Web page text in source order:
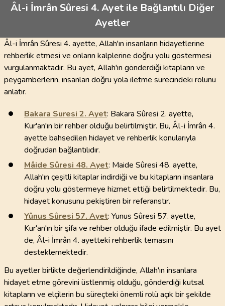
Âl-i İmrân Sûresi 4. Ayet ile Bağlantılı Diğer
Ayetler
Âl-i İmrân Sûresi 4. ayette, Allah'ın insanların hidayetlerine
rehberlik etmesi ve onların kalplerine doğru yolu göstermesi
vurgulanmaktadır. Bu ayet, Allah'ın gönderdiği kitapların ve
peygamberlerin, insanları doğru yola iletme sürecindeki rolünü
anlatır.
Bakara Suresi 2. Ayet: Bakara Sûresi 2. ayette,
Kur'an'ın bir rehber olduğu belirtilmiştir. Bu, Âl-i İmrân 4.
ayette bahsedilen hidayet ve rehberlik konularıyla
doğrudan bağlantılıdır.
Mâide Sûresi 48. Ayet: Maide Sûresi 48. ayette,
Allah'ın çeşitli kitaplar indirdiği ve bu kitapların insanlara
doğru yolu göstermeye hizmet ettiği belirtilmektedir. Bu,
hidayet konusunu pekiştiren bir referanstır.
Yûnus Sûresi 57. Ayet: Yunus Sûresi 57. ayette,
Kur'an'ın bir şifa ve rehber olduğu ifade edilmiştir. Bu ayet
de, Âl-i İmrân 4. ayetteki rehberlik temasını
desteklemektedir.
Bu ayetler birlikte değerlendirildiğinde, Allah'ın insanlara
hidayet etme görevini üstlenmiş olduğu, gönderdiği kutsal
kitapların ve elçilerin bu süreçteki önemli rolü açık bir şekilde